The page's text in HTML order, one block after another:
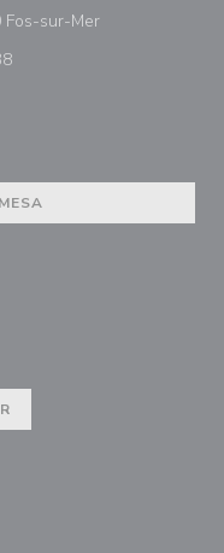
Fos-sur-Mer((abre numa
((abre numa nova janela))
((abre numa nova